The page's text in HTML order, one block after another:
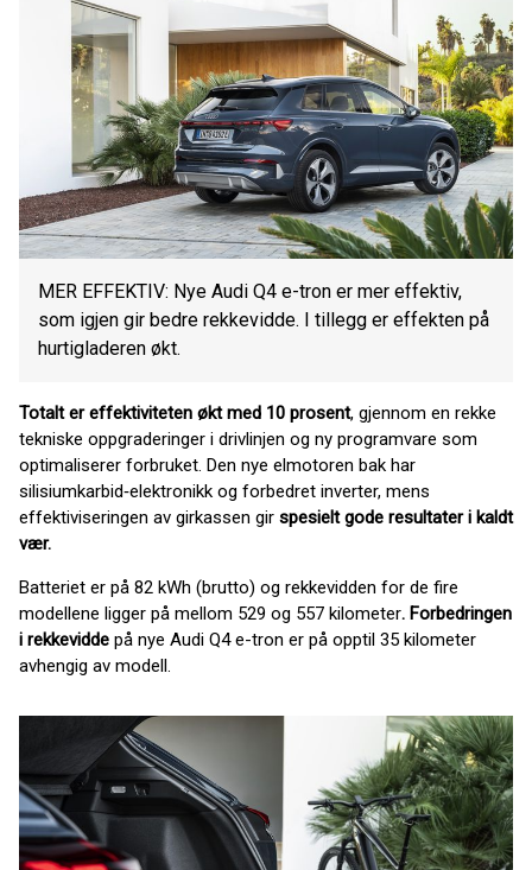
MER EFFEKTIV: Nye Audi Q4 e-tron er mer effektiv,
som igjen gir bedre rekkevidde. I tillegg er effekten på
hurtigladeren økt.
Totalt er effektiviteten økt med 10 prosent, gjennom en rekke
tekniske oppgraderinger i drivlinjen og ny programvare som
optimaliserer forbruket. Den nye elmotoren bak har
silisiumkarbid‑elektronikk og forbedret inverter, mens
effektiviseringen av girkassen gir spesielt gode resultater i kaldt
vær.
Batteriet er på 82 kWh (brutto) og rekkevidden for de fire
modellene ligger på mellom 529 og 557 kilometer. Forbedringen
i rekkevidde på nye Audi Q4 e-tron er på opptil 35 kilometer
avhengig av modell.